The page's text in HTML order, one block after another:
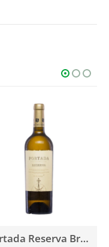
Portada Reserva Branco 2021 0,75l